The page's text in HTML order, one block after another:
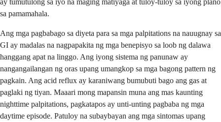
ay tumutulong sa iyo na maging matiyaga at tuloy-tuloy sa iyong plano
sa pamamahala.
Ang mga pagbabago sa diyeta para sa mga palpitations na nauugnay sa
GI ay madalas na nagpapakita ng mga benepisyo sa loob ng dalawa
hanggang apat na linggo. Ang iyong sistema ng panunaw ay
nangangailangan ng oras upang umangkop sa mga bagong pattern ng
pagkain. Ang acid reflux ay karaniwang bumubuti bago ang gas at
paglaki ng tiyan. Maaari mong mapansin muna ang mas kaunting
nighttime palpitations, pagkatapos ay unti-unting pagbaba ng mga
daytime episode. Patuloy na subaybayan ang mga sintomas upang